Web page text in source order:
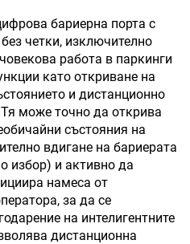
бариерна порта с
четки, изключително
работа в паркинги
като откриване на
и дистанционно
може точно да открива
състояния на
вдигане на бариерата
избор) и активно да
намеса от
за да се
на интелигентните
дистанционна